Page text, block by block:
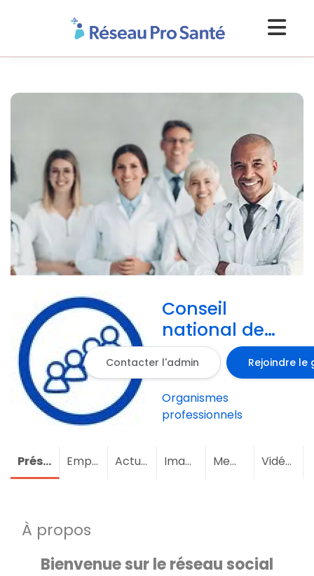
Conseil
national de
l'ordre des
sages-
femmes de
Paris
Contacter l'admin Rejoindre le
Organismes
professionnels
Présentation Emploi Actualités Images Membres (2)Vidéos
À propos
Bienvenue sur le réseau social